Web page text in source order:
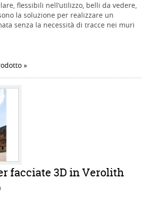
flessibili nell’utilizzo, belli da vedere,
la soluzione per realizzare un
senza la necessità di tracce nei muri
facciate 3D in Verolith